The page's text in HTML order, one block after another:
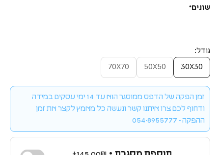
שונים*
גודל:
30X30
50X50
70X70
זמן הפקה של הדפס ממוסגר הוא עד 14 ימי עסקים במידה
ודחוף לכם צרו איתנו קשר ונעשה כל מאמץ לקצר את זמן
ההפקה - 054-8955777